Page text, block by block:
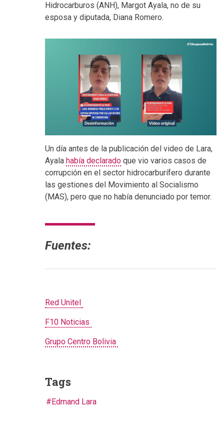
Hidrocarburos (ANH), Margot Ayala, no de su
esposa y diputada, Diana Romero.
Un día antes de la publicación del video de Lara,
Ayala había declarado que vio varios casos de
corrupción en el sector hidrocarburífero durante
las gestiones del Movimiento al Socialismo
(MAS), pero que no había denunciado por temor.
Fuentes:
Red Unitel
F10 Noticias
Grupo Centro Bolivia
Tags
Edmand Lara